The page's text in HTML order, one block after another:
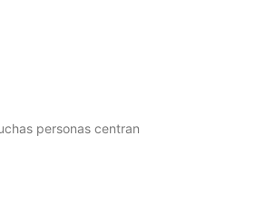
personas centran